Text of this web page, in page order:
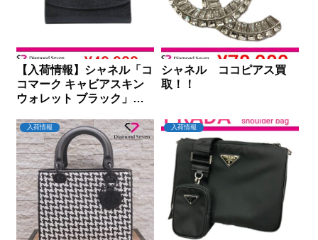
【入荷情報】シャネル「コ
コマーク キャビアスキン
ウォレット ブラック」を
ンドセブン
シャネル ココピアス買
取！！
入荷情報 入荷情報